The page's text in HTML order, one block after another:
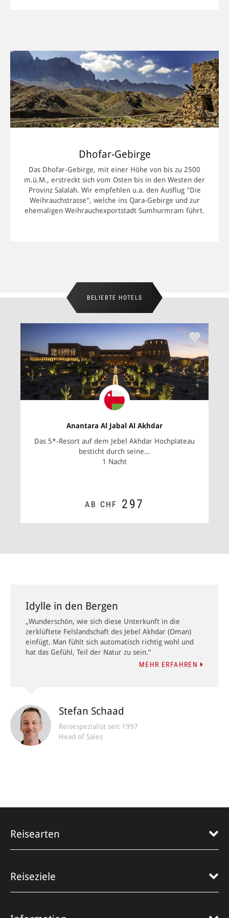
Dhofar-Gebirge
Das Dhofar-Gebirge, mit einer Höhe von bis zu 2500
m.ü.M., erstreckt sich vom Osten bis in den Westen der
Provinz Salalah. Wir empfehlen u.a. den Ausflug "Die
Weihrauchstrasse", welche ins Qara-Gebirge und zur
ehemaligen Weihrauchexportstadt Sumhurmram führt.
BELIEBTE HOTELS
Anantara Al Jabal Al Akhdar
Das 5*-Resort auf dem Jebel Akhdar Hochplateau
besticht durch seine...
1 Nacht
AB CHF 297
Idylle in den Bergen
„Wunderschön, wie sich diese Unterkunft in die
zerklüftete Felslandschaft des Jebel Akhdar (Oman)
einfügt. Man fühlt sich automatisch richtig wohl und
hat das Gefühl, Teil der Natur zu sein.“
MEHR ERFAHREN
Stefan Schaad
Reisespezialist seit 1997
Head of Sales
Reisearten
Reiseziele